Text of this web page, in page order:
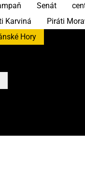
Senát
Karviná Piráti
Hory